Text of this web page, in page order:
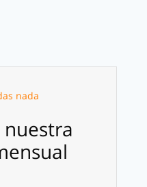
nada
nuestra